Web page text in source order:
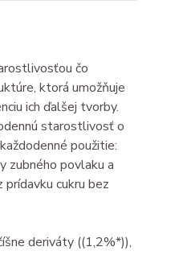
čo
ktorá umožňuje
ich ďalšej tvorby.
starostlivosť o
použitie:
zubného povlaku a
cukru bez
deriváty ((1,2%*)),